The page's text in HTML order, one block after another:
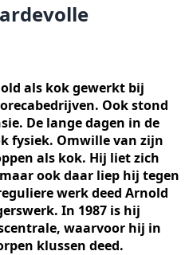
als kok gewerkt bij
Ook stond
De lange dagen in de
fysiek. Omwille van zijn
als kok. Hij liet zich
ook daar liep hij tegen
werk deed Arnold
In 1987 is hij
waarvoor hij in
klussen deed.